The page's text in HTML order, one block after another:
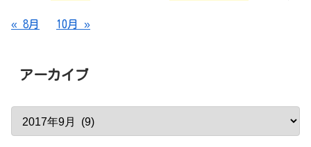
« 8月 10月 »
アーカイブ